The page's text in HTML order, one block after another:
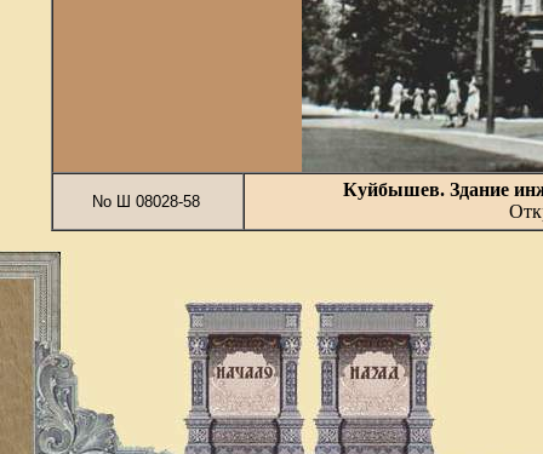
No Ш 08028-58
Куйбышев. Здание